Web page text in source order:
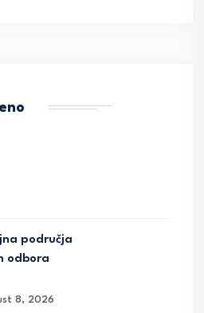
područja
odbora
8, 2026